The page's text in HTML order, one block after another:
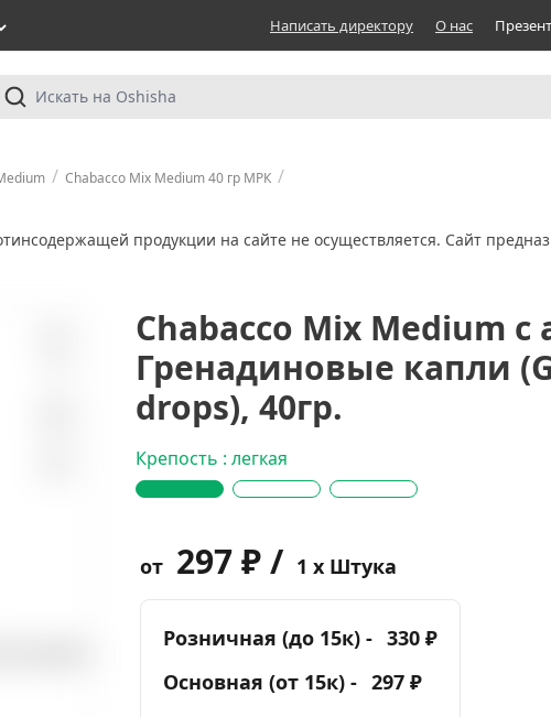
Написать директору О нас
/ Chabacco Mix Medium 40 гр МРК /
продукции на сайте не осуществляется. Сайт
Chabacco Mix Medium
Гренадиновые капли
drops), 40гр.
Крепость : легкая
от 297 ₽ / 1 x Штука
Розничная (до 15к) - 330 ₽
Основная (от 15к) - 297 ₽